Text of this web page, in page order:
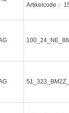
Artikelcode：